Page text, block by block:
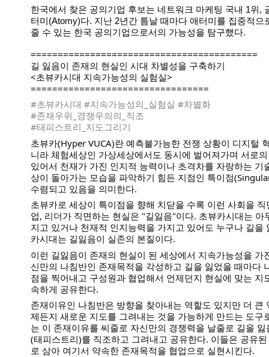
한국에서 찾은 공의기업 후보는 네트워크 마케팅 국내 1위,
터미(Atomy)다. 지난 2년간 틈날 때마다 애터미를 집중적으
줄 수 있는 한국 공의기업으로서의 가능성을 탐구했다.
==========================================
길 잃음이 존재의 현실인 시대 차별성을 구축하기
<초뷰카시대 지속가능성의 실험실>
=================================
#초뷰카시대 #지속가능성의_실험실 #차별화
#존재우위_경쟁우의의_직조
#태피스트리_지도그리기
초뷰카(Hyper VUCA)란 예측불가능한 전쟁 상황이 디지털
니라 체험세상인 가상세상에서도 동시에 벌어져가며 서로
있어서 천재가 가진 인지적 능력이나 초격차를 자랑하는 기
상이 돌아가는 모습을 파악하기 힘든 지점인 특이점
수렴되고 있음을 의미한다.
초뷰카로 세상이 특이점을 향해 치닫을 수록 이런 사회을
업, 리더가 직면하는 현실은 "길잃음"이다. 초뷰카시대는 아
지고 있거나 천재적 인지능력을 가지고 있어도 누구나 길을
카시대는 길잃음이 실존의 본질이다.
이런 길잃음이 존재의 현실이 된 세상에서 지속가능성을 가
신만의 나침반인 존재목적을 각성하고 길을 잃었을 때마다
점을 찍어내고 구성원과 협업해서 언제던지 현실에 맞는 지
속하게 공유한다.
존재이유인 나침반은 방향을 찾아내는 역할도 있지만 더 큰
제든지 새로운 지도를 그려내는 것을 가능하게 만드는 도구
는 이 존재이유를 씨줄로 자신만의 경쟁력을 날줄로 길을
(태피스트리)를 직조하고 그려내고 공유한다. 이들은 공유
로 삼아 여기서 약속한 존재목적을 협업으로 실현시킨다.